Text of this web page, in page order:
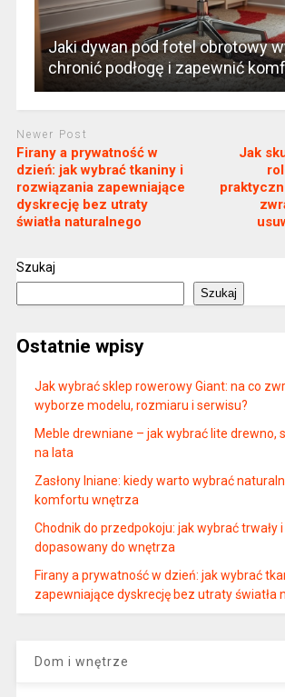
Jaki dywan pod fotel obrotowy
chronić podłogę i zapewnić
Newer Post
Firany a prywatność w
dzień: jak wybrać tkaniny i
rozwiązania zapewniające
dyskrecję bez utraty
światła naturalnego
Jak
Szukaj
Szukaj
Ostatnie wpisy
Jak wybrać sklep rowerowy Giant: na co
wyborze modelu, rozmiaru i serwisu?
Meble drewniane – jak wybrać lite drewno,
na lata
Zasłony lniane: kiedy warto wybrać
komfortu wnętrza
Chodnik do przedpokoju: jak wybrać trwały
dopasowany do wnętrza
Firany a prywatność w dzień: jak wybrać
zapewniające dyskrecję bez utraty światła
Dom i wnętrze